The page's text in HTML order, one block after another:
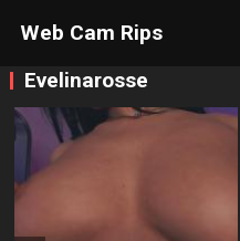
Web Cam Rips
Evelinarosse